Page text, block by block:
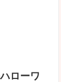
ローワ